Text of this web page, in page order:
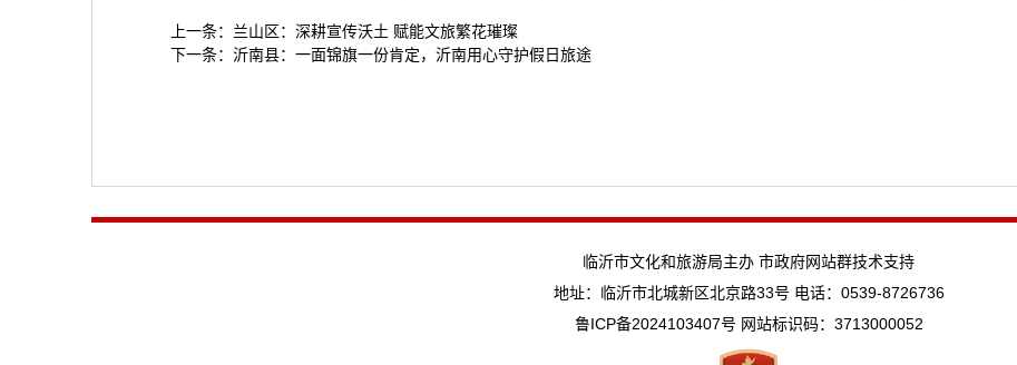
上一条： 兰山区：深耕宣传沃土 赋能文旅繁花璀璨
下一条： 沂南县：一面锦旗一份肯定，沂南用心守护假日旅途
临沂市文化和旅游局主办 市政府网站群技术支持
地址：临沂市北城新区北京路33号 电话：0539-8726736
鲁ICP备2024103407号 网站标识码：3713000052